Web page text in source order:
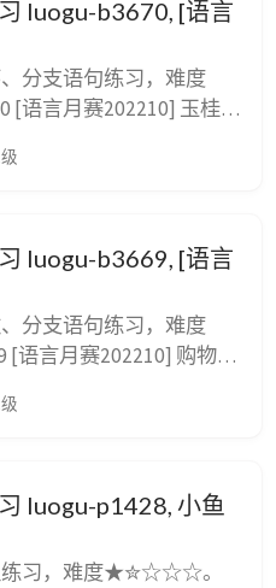
望取走不同数量的药品。
时的库存量，...
luogu-b3670, [语言
分支语句练习，难度
言月赛202210] 玉桂狗
价格 $p$。$k$ 越大的
少...luogu-b3669, [语言
分支语句练习，难度
言月赛202210] 购物节
，第二种是十本优惠装，
luogu-p1428, 小鱼
练习，难度★✮☆☆☆。